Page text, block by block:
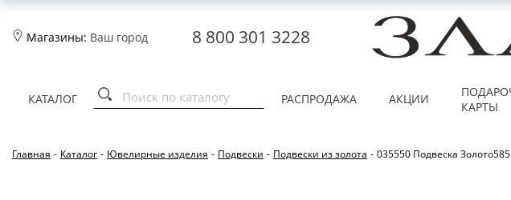
Магазины: Ваш город 8 800 301 3228
КАТАЛОГ РАСПРОДАЖА АКЦИИ
КАРТЫ
Главная - Каталог - Ювелирные изделия - Подвески - Подвески из золота - 035550 Подвеска Золото585